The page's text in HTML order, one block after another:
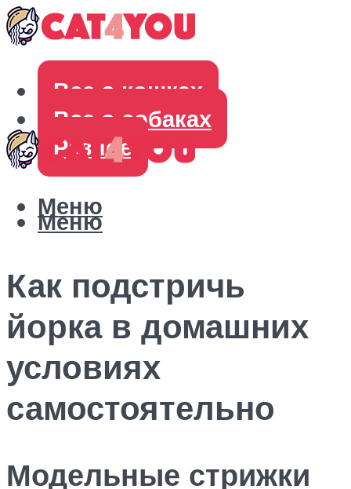
Все о кошках
Все о собаках
Разное
Меню
Меню
Как подстричь
йорка в домашних
условиях
самостоятельно
Модельные стрижки